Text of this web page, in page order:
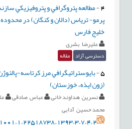
4
-مطالعه پتروگرافي و پتروفيزيکي
پرمو- ترياس (دالان و کنگان) در
خليج فارس
علیرضا بشری
دسترسی آزاد مقاله
5
-بايوستراتيگرافي مرز کرتاسه-
(زون ايذه، خوزستان)
نسرین هداوند خانی عباس صادقی
محمد حسین آدابی